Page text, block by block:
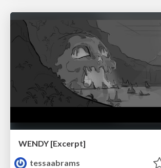
WENDY [Excerpt]
tessaabrams